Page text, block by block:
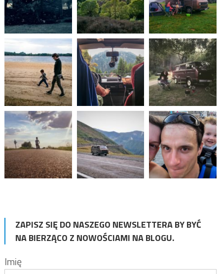
ZAPISZ SIĘ DO NASZEGO NEWSLETTERA BY BYĆ
NA BIERZĄCO Z NOWOŚCIAMI NA BLOGU.
Imię